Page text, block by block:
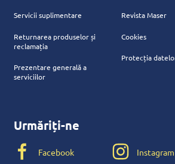
Servicii suplimentare
Returnarea produselor și
reclamația
Prezentare generală a
serviciilor
Revista Maser
Cookies
Protecția
Urmăriți-ne
Facebook Instagram